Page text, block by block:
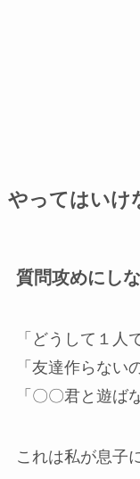
やってはいけ
質問攻めにし
「どうして１人
「友達作らない
「〇〇君と遊ば
これは私が息子